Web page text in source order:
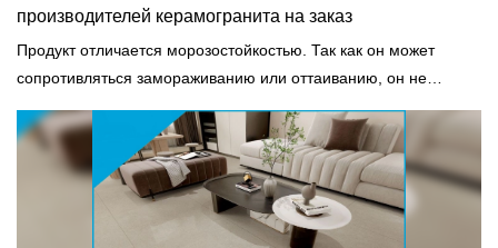
производителей керамогранита на заказ
Продукт отличается морозостойкостью. Так как он может
сопротивляться замораживанию или оттаиванию, он не
хрупким.